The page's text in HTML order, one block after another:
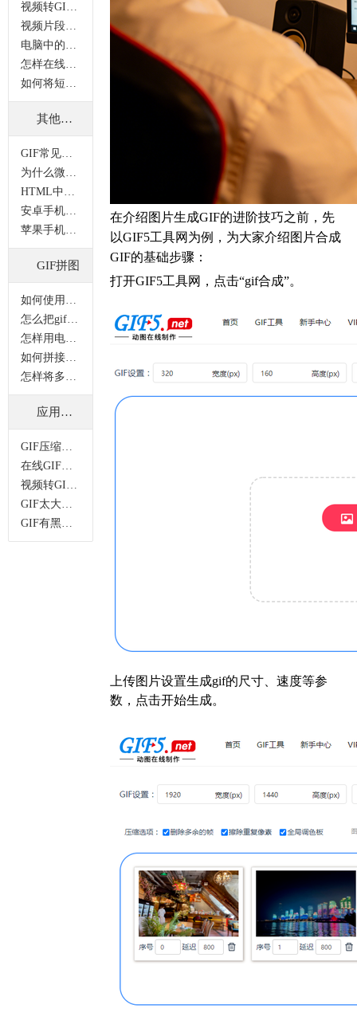
视频转GIF功能如何在线操作？
视频片段如何转化为GIF图片？
电脑中的GIF图都无法正常播放该怎么办？
怎样在线把视频转gif？
如何将短视频制作成gif动图？
其他问题
GIF常见问题
为什么微信中打开的GIF图片是静态的？
HTML中怎样插入GIF格式的图片？
安卓手机无法查看GIF图的原因
苹果手机怎样保存GIF图片？
GIF拼图
如何使用gif拼图功能？
怎么把gif拼接在一起？多张gif怎么拼在一起？
怎样用电脑将动图和静态图片拼接成一张图片？
如何拼接多张gif动图？动图拼接怎么做？
怎样将多张gif合并在一张图片上显示？
应用案例
GIF压缩实用攻略：无损压缩+多场景适配指南
在线GIF制作工具哪个好用？免费无水印，多功能一站式搞定
视频转GIF在线工具推荐，无需安装，高清无损一键转换
GIF太大发不出？这款无损GIF压缩工具无水印超好用
GIF有黑边、尺寸不对？这款在线GIF裁剪工具，无损不模糊
在介绍图片生成GIF的进阶技巧之前，先
以GIF5工具网为例，为大家介绍图片合成
GIF的基础步骤：
打开GIF5工具网，点击“gif合成”。
上传图片设置生成gif的尺寸、速度等参
数，点击开始生成。